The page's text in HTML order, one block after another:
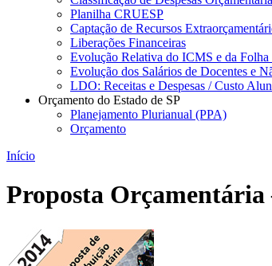
Planilha CRUESP
Captação de Recursos
Liberações Financeiras
Evolução Relativa do ICMS e da Folha
Evolução dos Salários de Docentes e
LDO: Receitas e Despesas / Custo
Orçamento do Estado de SP
Planejamento Plurianual (PPA)
Orçamento
Início
Proposta